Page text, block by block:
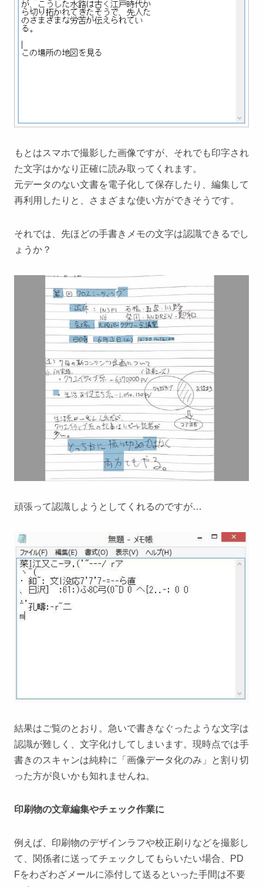
もとはスマホで撮影した画像ですが、それでも印字され
た文字はかなり正確に読み取ってくれます。
元データのない文書を電子化して保存したり、編集して
再利用したりと、さまざまな使い方ができそうです。
それでは、先ほどの手書きメモの文字は認識できるでし
ょうか？
頑張って認識しようとしてくれるのですが…
結果はご覧のとおり。急いで書きなぐったような文字は
認識が難しく、文字化けしてしまいます。現時点では手
書きのスキャンは純粋に「画像データ化のみ」と割り切
った方が良いかも知れませんね。
印刷物の文章編集やチェック作業に
例えば、印刷物のデザインラフや校正刷りなどを撮影し
て、関係者に送ってチェックしてもらいたい場合、PD
Fをわざわざメールに添付して送るといった手間は不要